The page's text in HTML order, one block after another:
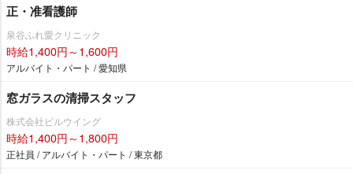
正・准看護師
泉谷ふれ愛クリニック
時給1,400円～1,600円
アルバイト・パート / 愛知県
窓ガラスの清掃スタッフ
株式会社ビルウイング
時給1,400円～1,800円
正社員 / アルバイト・パート / 東京都